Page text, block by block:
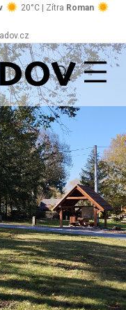
20°C | Zítra Roman